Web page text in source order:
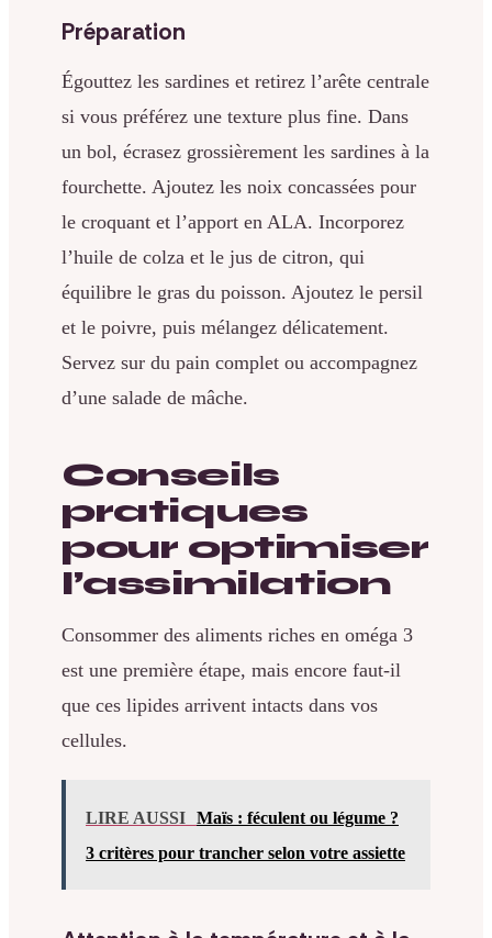
Préparation
Égouttez les sardines et retirez l’arête centrale
si vous préférez une texture plus fine. Dans
un bol, écrasez grossièrement les sardines à la
fourchette. Ajoutez les noix concassées pour
le croquant et l’apport en ALA. Incorporez
l’huile de colza et le jus de citron, qui
équilibre le gras du poisson. Ajoutez le persil
et le poivre, puis mélangez délicatement.
Servez sur du pain complet ou accompagnez
d’une salade de mâche.
Conseils
pratiques
pour optimiser
l’assimilation
Consommer des aliments riches en oméga 3
est une première étape, mais encore faut-il
que ces lipides arrivent intacts dans vos
cellules.
LIRE AUSSI Maïs : féculent ou légume ?
3 critères pour trancher selon votre assiette